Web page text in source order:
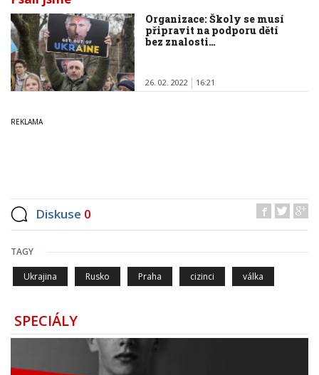
Organizace: Školy se musí
připravit na podporu dětí
bez znalosti…
26. 02. 2022 16:21
Diskuse 0
TAGY
Ukrajina Rusko Praha cizinci válka
SPECIÁLY